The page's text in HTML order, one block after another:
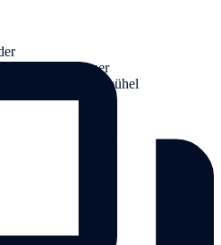
aktivitetsstationer
i staden Kitzbühel